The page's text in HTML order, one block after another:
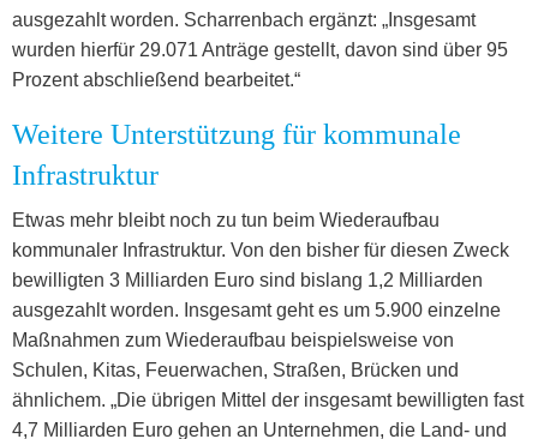
ausgezahlt worden. Scharrenbach ergänzt: „Insgesamt
wurden hierfür 29.071 Anträge gestellt, davon sind über 95
Prozent abschließend bearbeitet.“
Weitere Unterstützung für kommunale
Infrastruktur
Etwas mehr bleibt noch zu tun beim Wiederaufbau
kommunaler Infrastruktur. Von den bisher für diesen Zweck
bewilligten 3 Milliarden Euro sind bislang 1,2 Milliarden
ausgezahlt worden. Insgesamt geht es um 5.900 einzelne
Maßnahmen zum Wiederaufbau beispielsweise von
Schulen, Kitas, Feuerwachen, Straßen, Brücken und
ähnlichem. „Die übrigen Mittel der insgesamt bewilligten fast
4,7 Milliarden Euro gehen an Unternehmen, die Land- und